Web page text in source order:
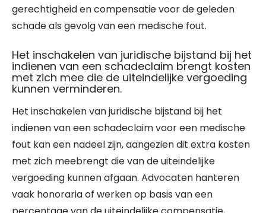
gerechtigheid en compensatie voor de geleden
schade als gevolg van een medische fout.
Het inschakelen van juridische bijstand bij het
indienen van een schadeclaim brengt kosten
met zich mee die de uiteindelijke vergoeding
kunnen verminderen.
Het inschakelen van juridische bijstand bij het
indienen van een schadeclaim voor een medische
fout kan een nadeel zijn, aangezien dit extra kosten
met zich meebrengt die van de uiteindelijke
vergoeding kunnen afgaan. Advocaten hanteren
vaak honoraria of werken op basis van een